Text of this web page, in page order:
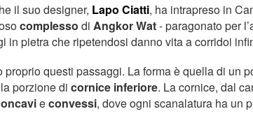
il suo designer, Lapo Ciatti, ha intrapreso in
complesso di Angkor Wat- paragonato per
in pietra che ripetendosi danno vita a corridoi
questi passaggi. La forma è quella di un
la porzione di cornice inferiore. La cornice, dal
econvessi, dove ogni scanalatura ha un